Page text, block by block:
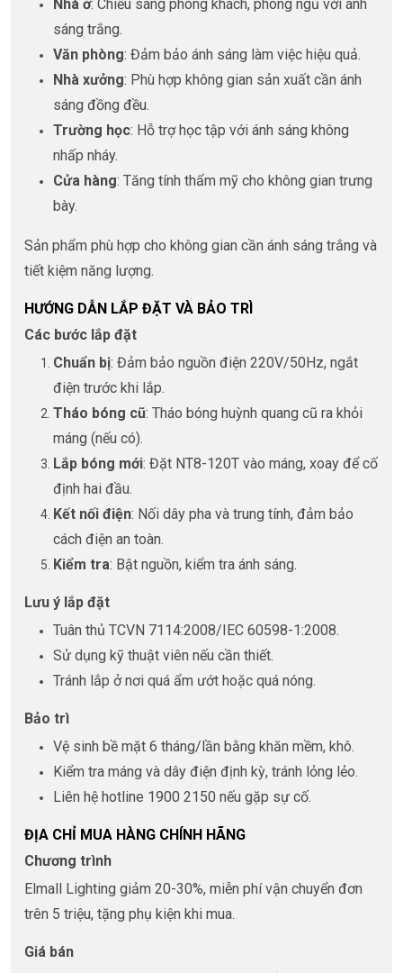
Nhà ở: Chiếu sáng phòng khách, phòng ngủ với ánh
sáng trắng.
Văn phòng: Đảm bảo ánh sáng làm việc hiệu quả.
Nhà xưởng: Phù hợp không gian sản xuất cần ánh
sáng đồng đều.
Trường học: Hỗ trợ học tập với ánh sáng không
nhấp nháy.
Cửa hàng: Tăng tính thẩm mỹ cho không gian trưng
bày.
Sản phẩm phù hợp cho không gian cần ánh sáng trắng và
tiết kiệm năng lượng.
HƯỚNG DẪN LẮP ĐẶT VÀ BẢO TRÌ
Các bước lắp đặt
Chuẩn bị: Đảm bảo nguồn điện 220V/50Hz, ngắt
điện trước khi lắp.
Tháo bóng cũ: Tháo bóng huỳnh quang cũ ra khỏi
máng (nếu có).
Lắp bóng mới: Đặt NT8-120T vào máng, xoay để cố
định hai đầu.
Kết nối điện: Nối dây pha và trung tính, đảm bảo
cách điện an toàn.
Kiểm tra: Bật nguồn, kiểm tra ánh sáng.
Lưu ý lắp đặt
Tuân thủ TCVN 7114:2008/IEC 60598-1:2008.
Sử dụng kỹ thuật viên nếu cần thiết.
Tránh lắp ở nơi quá ẩm ướt hoặc quá nóng.
Bảo trì
Vệ sinh bề mặt 6 tháng/lần bằng khăn mềm, khô.
Kiểm tra máng và dây điện định kỳ, tránh lỏng lẻo.
Liên hệ hotline 1900 2150 nếu gặp sự cố.
ĐỊA CHỈ MUA HÀNG CHÍNH HÃNG
Chương trình
Elmall Lighting giảm 20-30%, miễn phí vận chuyển đơn
trên 5 triệu, tặng phụ kiện khi mua.
Giá bán